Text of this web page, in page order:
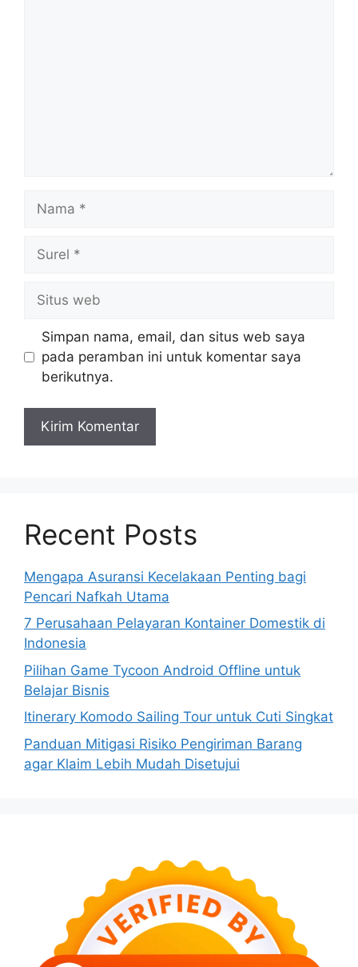
Nama
Surel
Situs
web
Simpan nama, email, dan situs web saya
pada peramban ini untuk komentar saya
berikutnya.
Recent Posts
Mengapa Asuransi Kecelakaan Penting bagi
Pencari Nafkah Utama
7 Perusahaan Pelayaran Kontainer Domestik di
Indonesia
Pilihan Game Tycoon Android Offline untuk
Belajar Bisnis
Itinerary Komodo Sailing Tour untuk Cuti Singkat
Panduan Mitigasi Risiko Pengiriman Barang
agar Klaim Lebih Mudah Disetujui